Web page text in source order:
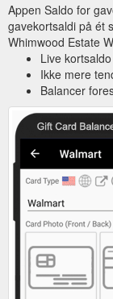
Appen Saldo for
gavekortsaldi på ét
Whimwood Estate
Live
Ikke mere
Balancer